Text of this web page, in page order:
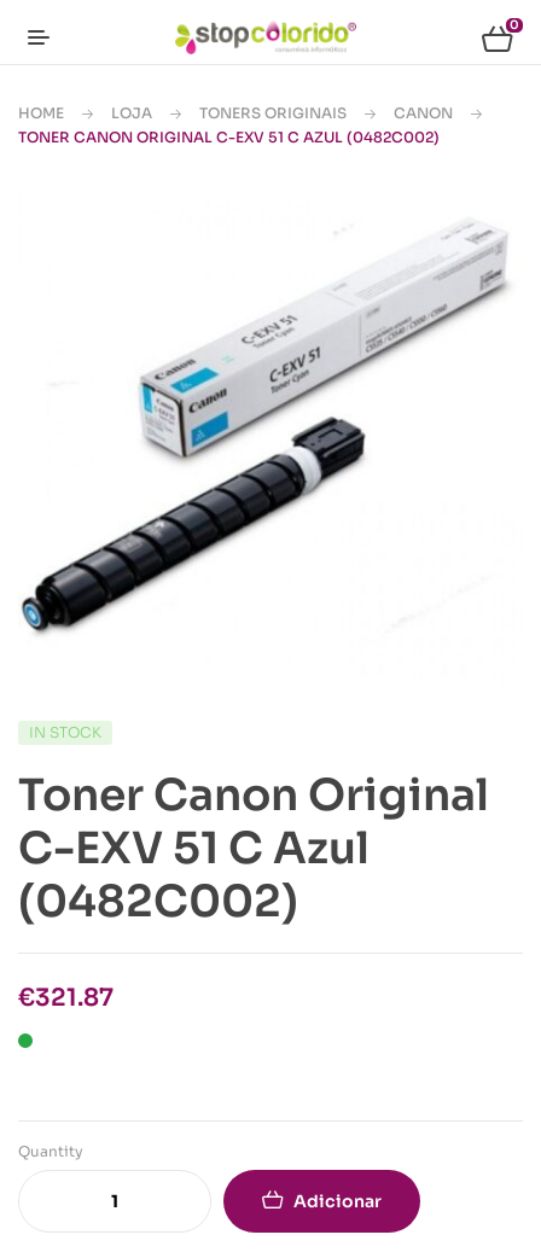
0
HOME LOJA TONERS ORIGINAIS
CANON
TONER CANON ORIGINAL C-EXV 51 C AZUL (0482C002)
IN STOCK
Toner Canon Original
C-EXV 51 C Azul
(0482C002)
€321.87
Quantity
Adicionar